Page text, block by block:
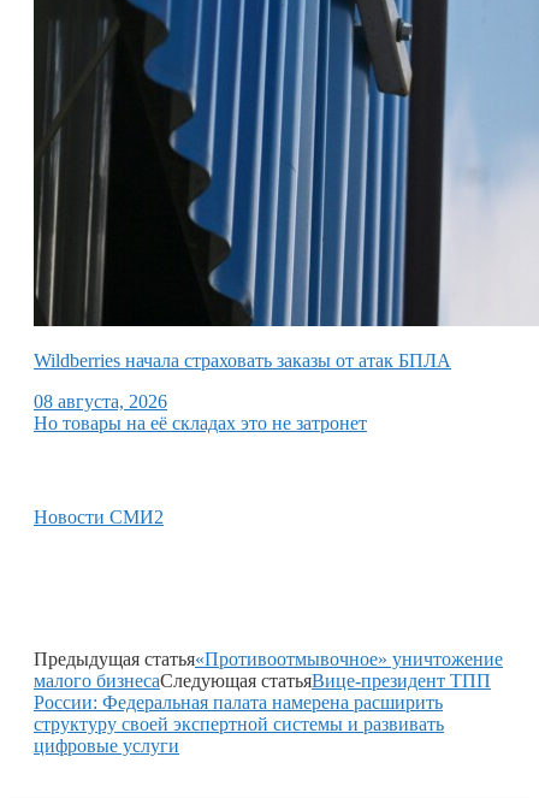
Wildberries начала страховать заказы от атак БПЛА
08 августа, 2026
Но товары на её складах это не затронет
Новости СМИ2
Предыдущая статья«Противоотмывочное» уничтожение
малого бизнесаСледующая статьяВице-президент ТПП
России: Федеральная палата намерена расширить
структуру своей экспертной системы и развивать
цифровые услуги